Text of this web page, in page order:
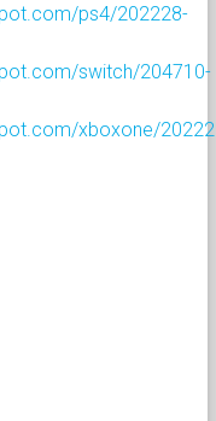
ps4/202228-
switch/204710-
xboxone/